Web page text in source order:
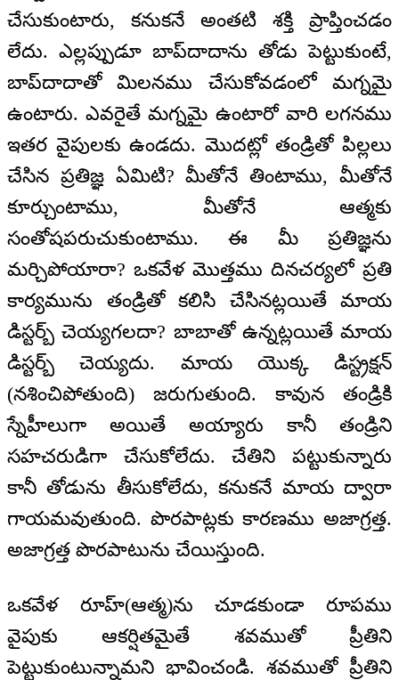
చేసుకుంటారు, కనుకనే అంతటి శక్తి ప్రాప్తించడం
లేదు. ఎల్లప్పుడూ బాప్‌దాదాను తోడు పెట్టుకుంటే,
బాప్‌దాదాతో మిలనము చేసుకోవడంలో మగ్నమై
ఉంటారు. ఎవరైతే మగ్నమై ఉంటారో వారి లగనము
ఇతర వైపులకు ఉండదు. మొదట్లో తండ్రితో పిల్లలు
చేసిన ప్రతిజ్ఞ ఏమిటి? మీతోనే తింటాము, మీతోనే
కూర్చుంటాము, మీతోనే ఆత్మకు
సంతోషపరుచుకుంటాము. ఈ మీ ప్రతిజ్ఞను
మర్చిపోయారా? ఒకవేళ మొత్తము దినచర్యలో ప్రతి
కార్యమును తండ్రితో కలిసి చేసినట్లయితే మాయ
డిస్టర్బ్ చెయ్యగలదా? బాబాతో ఉన్నట్లయితే మాయ
డిస్టర్బ్ చెయ్యదు. మాయ యొక్క డిస్ట్రక్షన్
(నశించిపోతుంది) జరుగుతుంది. కావున తండ్రికి
స్నేహీలుగా అయితే అయ్యారు కానీ తండ్రిని
సహచరుడిగా చేసుకోలేదు. చేతిని పట్టుకున్నారు
కానీ తోడును తీసుకోలేదు, కనుకనే మాయ ద్వారా
గాయమవుతుంది. పొరపాట్లకు కారణము అజాగ్రత్త.
అజాగ్రత్త పొరపాటును చేయిస్తుంది.
ఒకవేళ రూహ్(ఆత్మ)ను చూడకుండా రూపము
వైపుకు ఆకర్షితమైతే శవముతో ప్రీతిని
పెట్టుకుంటున్నామని భావించండి. శవముతో ప్రీతిని